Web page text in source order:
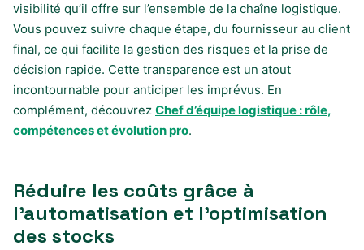
visibilité qu’il offre sur l’ensemble de la chaîne logistique.
Vous pouvez suivre chaque étape, du fournisseur au client
final, ce qui facilite la gestion des risques et la prise de
décision rapide. Cette transparence est un atout
incontournable pour anticiper les imprévus. En
complément, découvrez Chef d’équipe logistique : rôle,
compétences et évolution pro.
Réduire les coûts grâce à
l’automatisation et l’optimisation
des stocks